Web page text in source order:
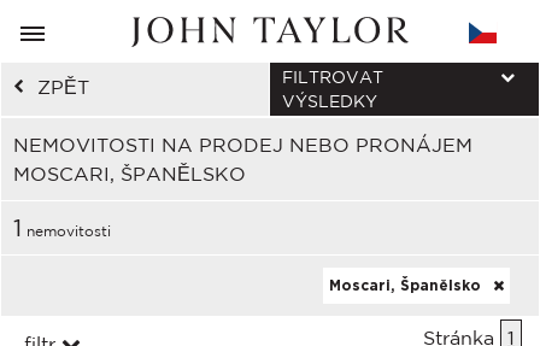
ZPĚT
NEMOVITOSTI NA PRODEJ NEBO PRONÁJEM
MOSCARI, ŠPANĚLSKO
FILTROVAT
VÝSLEDKY
1 nemovitosti
Moscari, Španělsko
Stránka 1